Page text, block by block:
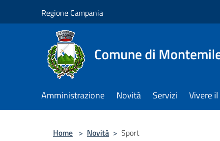
Regione Campania
Comune di
Amministrazione Novità Servizi Vivere
Home > Novità > Sport